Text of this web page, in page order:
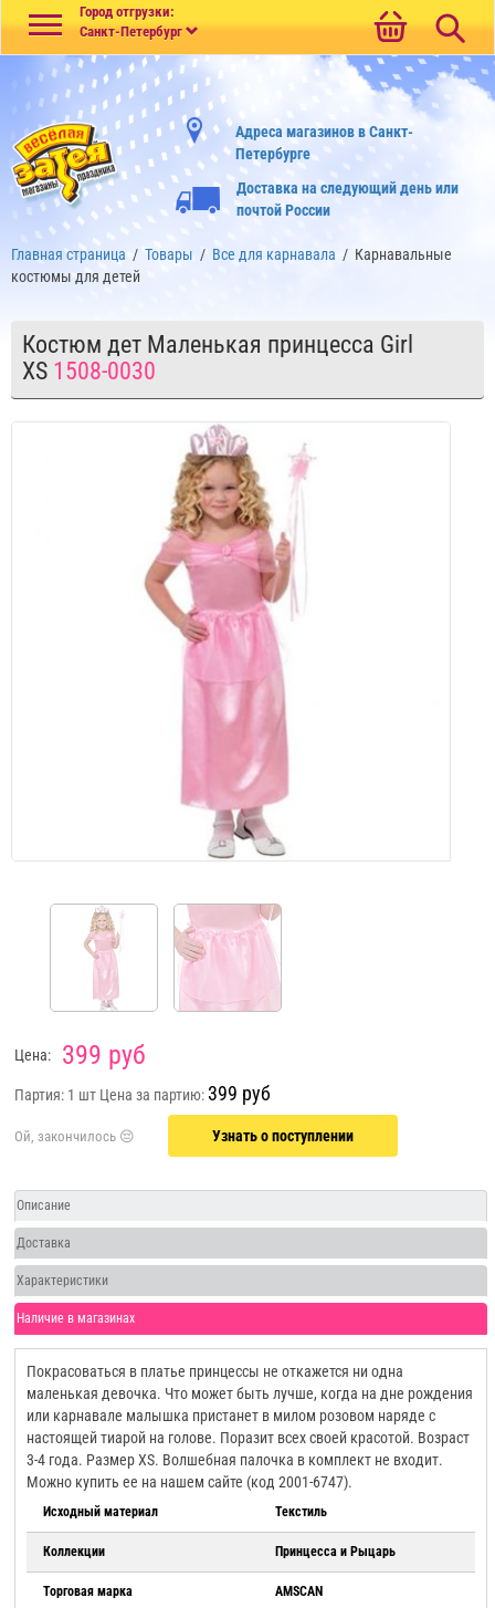
Город отгрузки:
Санкт-Петербург
Адреса магазинов в Санкт-
Петербурге
Доставка на следующий день или
почтой России
Главная страница / Товары / Все для карнавала / Карнавальные
костюмы для детей
Костюм дет Маленькая принцесса Girl
XS 1508-0030
Цена: 399 руб
Партия: 1 шт Цена за партию: 399 руб
Узнать о поступлении
Описание
Доставка
Характеристики
Наличие в магазинах
Покрасоваться в платье принцессы не откажется ни одна
маленькая девочка. Что может быть лучше, когда на дне рождения
или карнавале малышка пристанет в милом розовом наряде с
настоящей тиарой на голове. Поразит всех своей красотой. Возраст
3-4 года. Размер XS. Волшебная палочка в комплект не входит.
Можно купить ее на нашем сайте (код 2001-6747).
Исходный материал Текстиль
Коллекции Принцесса и Рыцарь
Торговая марка AMSCAN